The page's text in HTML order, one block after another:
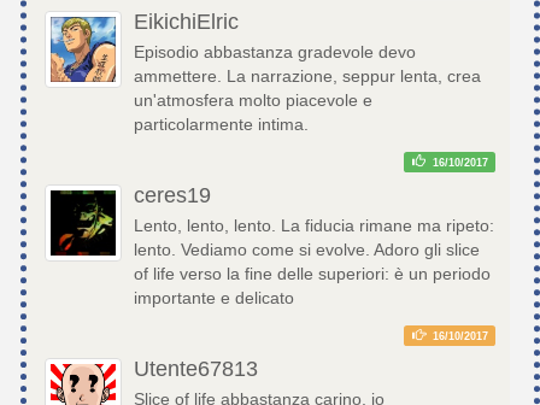
EikichiElric
Episodio abbastanza gradevole devo
ammettere. La narrazione, seppur lenta, crea
un'atmosfera molto piacevole e
particolarmente intima.
16/10/2017
ceres19
Lento, lento, lento. La fiducia rimane ma ripeto:
lento. Vediamo come si evolve. Adoro gli slice
of life verso la fine delle superiori: è un periodo
importante e delicato
16/10/2017
Utente67813
Slice of life abbastanza carino, io